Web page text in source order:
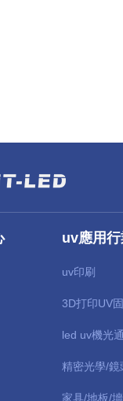
uv應用
uv印刷
3D打印UV
led uv機光
精密光學/
家具/地板/